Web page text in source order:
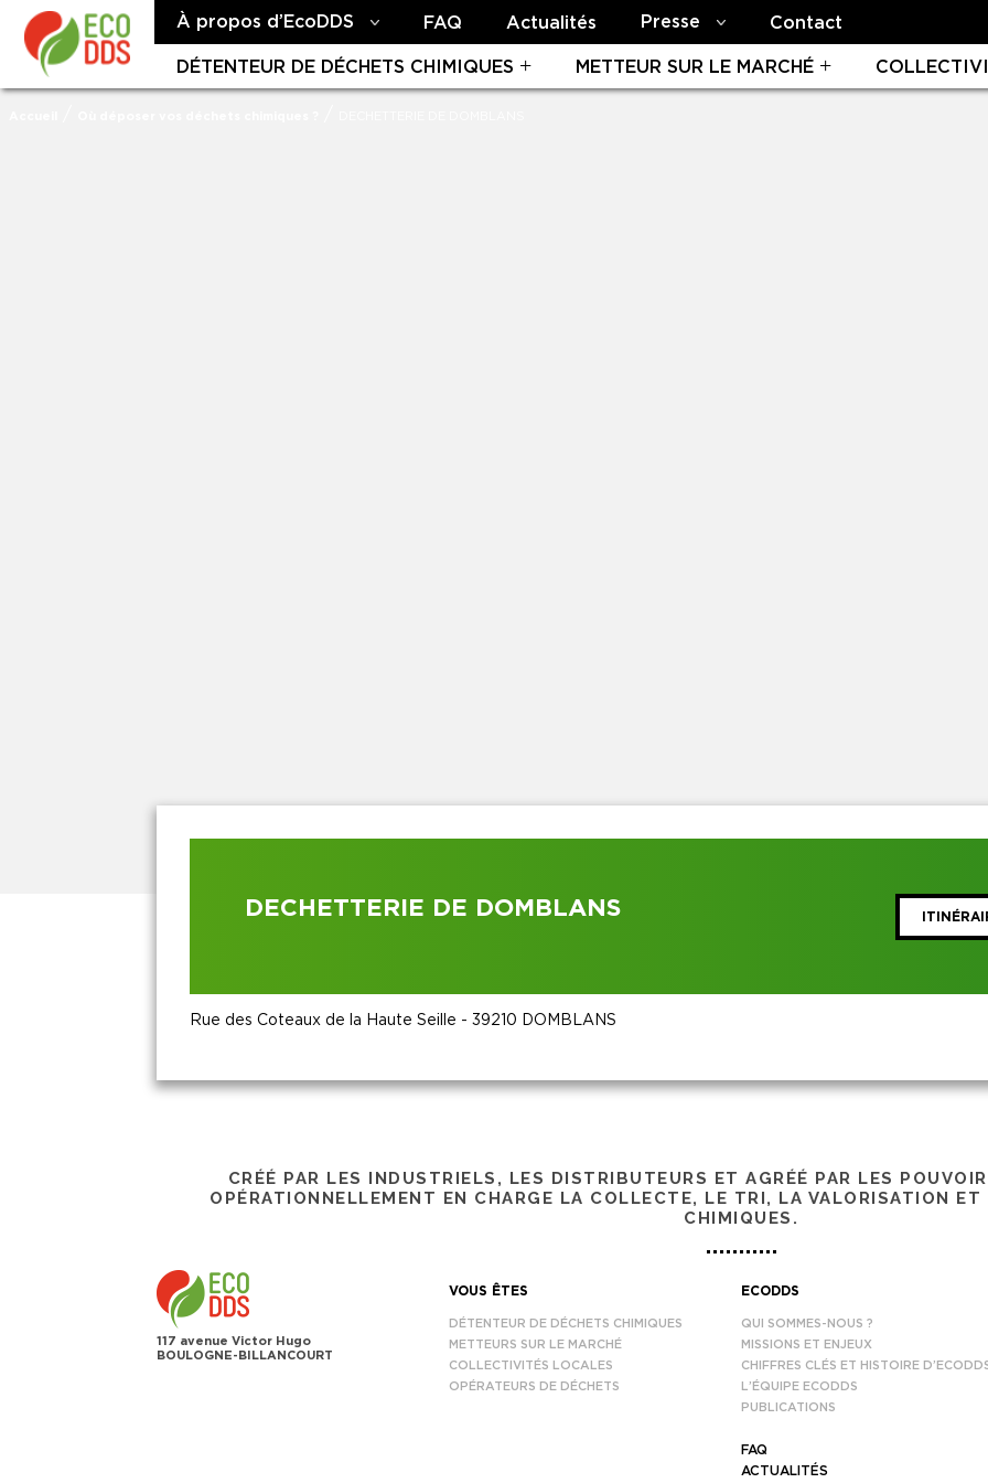
À propos d’EcoDDS FAQ Actualités Presse Contact
DÉTENTEUR DE DÉCHETS CHIMIQUES METTEUR SUR LE MARCHÉ
DECHETTERIE DE DOMBLANS
Rue des Coteaux de la Haute Seille - 39210 DOMBLANS
CRÉÉ PAR LES INDUSTRIELS, LES DISTRIBUTEURS ET AGRÉÉ PAR LES
OPÉRATIONNELLEMENT EN CHARGE LA COLLECTE, LE TRI, LA VALORISATION ET
CHIMIQUES.
117 avenue Victor Hugo
BOULOGNE-BILLANCOURT
VOUS ÊTES
DÉTENTEUR DE DÉCHETS CHIMIQUES
METTEURS SUR LE MARCHÉ
COLLECTIVITÉS LOCALES
OPÉRATEURS DE DÉCHETS
ECODDS
QUI SOMMES-NOUS ?
MISSIONS ET ENJEUX
CHIFFRES CLÉS ET HISTOIRE
L’ÉQUIPE ECODDS
PUBLICATIONS
FAQ
ACTUALITÉS